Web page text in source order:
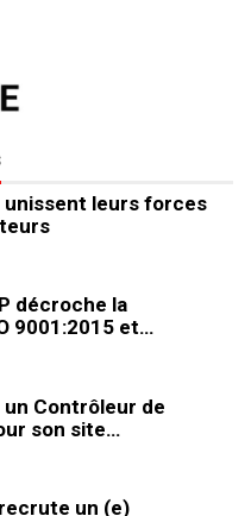
unissent leurs forces
décroche la
9001:2015 et…
Contrôleur de
son site…
un (e)